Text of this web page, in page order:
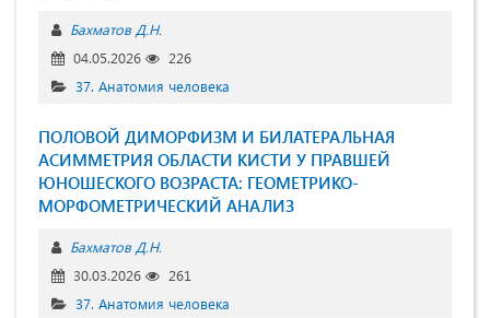
Бахматов Д.Н.
04.05.2026
226
37. Анатомия человека
ПОЛОВОЙ ДИМОРФИЗМ И БИЛАТЕРАЛЬНАЯ
АСИММЕТРИЯ ОБЛАСТИ КИСТИ У ПРАВШЕЙ
ЮНОШЕСКОГО ВОЗРАСТА: ГЕОМЕТРИКО-
МОРФОМЕТРИЧЕСКИЙ АНАЛИЗ
Бахматов Д.Н.
30.03.2026
261
37. Анатомия человека